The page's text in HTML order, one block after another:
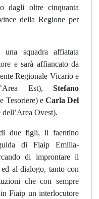
dagli oltre cinquanta
della Regione per
squadra affiatata
e sarà affiancato da
Regionale Vicario e
Est), Stefano
Tesoriere) e Carla Del
Ovest).
due figli, il faentino
di Fiaip Emilia-
di improntare il
al dialogo, tanto con
che con sempre
Fiaip un interlocutore